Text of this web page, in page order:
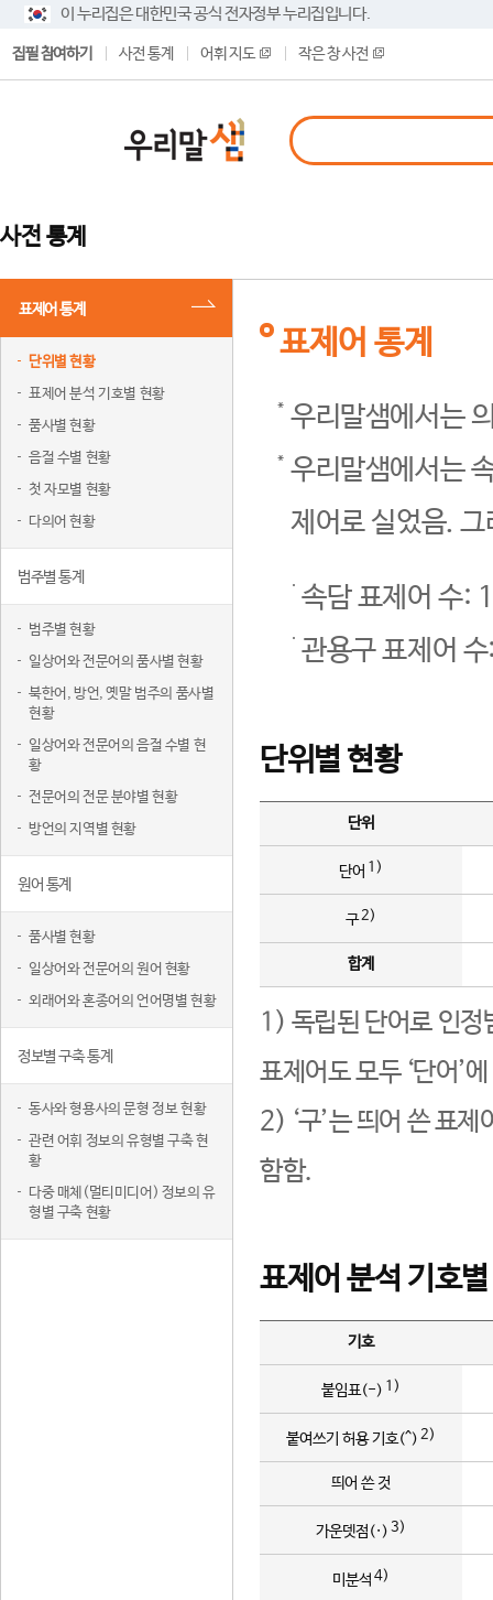
이 누리집은 대한민국 공식 전자정부 누리집입니다.
집필 참여하기 사전 통계 어휘 지도 작은 창 사전
사전 통계
표제어 통계
단위별 현황
표제어 분석 기호별 현황
품사별 현황
음절 수별 현황
첫 자모별 현황
다의어 현황
범주별 통계
범주별 현황
일상어와 전문어의 품사별 현황
북한어, 방언, 옛말 범주의 품사별
현황
일상어와 전문어의 음절 수별 현
황
전문어의 전문 분야별 현황
방언의 지역별 현황
원어 통계
품사별 현황
일상어와 전문어의 원어 현황
외래어와 혼종어의 언어명별 현황
정보별 구축 통계
동사와 형용사의 문형 정보 현황
관련 어휘 정보의 유형별 구축 현
황
다중 매체(멀티미디어) 정보의 유
형별 구축 현황
표제어 통계
우리말샘에서는
우리말샘에서는
제어로 실었음.
속담 표제어 수:
관용구 표제어
단위별 현황
단위
단어 1)
구2)
합계
1) 독립된 단어로 인정
표제어도 모두 ‘단어’
2) ‘구’는 띄어 쓴 표
함함.
표제어 분석 기호
기호
붙임표(-) 1)
붙여쓰기 허용 기호(^) 2)
띄어 쓴 것
가운뎃점(·) 3)
미분석 4)